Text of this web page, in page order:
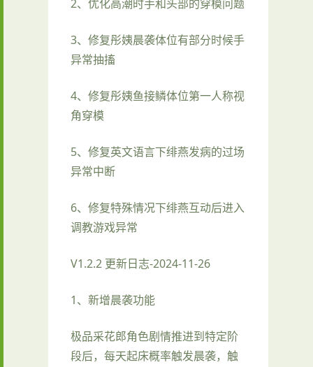
2、优化高潮时手和头部的穿模问题
3、修复彤姨晨袭体位有部分时候手
异常抽搐
4、修复彤姨鱼接鳞体位第一人称视
角穿模
5、修复英文语言下绯燕发病的过场
异常中断
6、修复特殊情况下绯燕互动后进入
调教游戏异常
V1.2.2 更新日志-2024-11-26
1、新增晨袭功能
极品采花郎角色剧情推进到特定阶
段后，每天起床概率触发晨袭，触